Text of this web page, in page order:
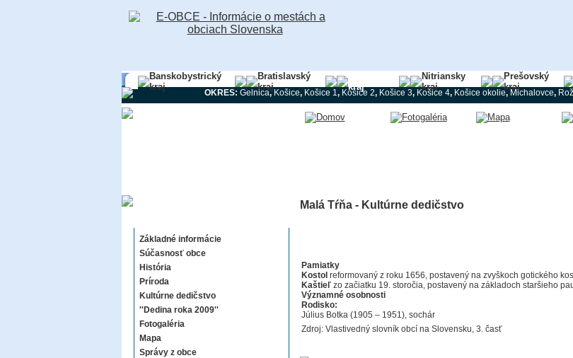
Banskobystrický
kraj
Bratislavský
kraj
kraj
Nitriansky
kraj
Prešovský
kraj
OKRES: Gelnica, Košice, Košice 1, Košice 2, Košice 3, Košice 4, Košice okolie,Michalovce,
Základné informácie
Súčasnosť obce
História
Príroda
Kultúrne dedičstvo
''Dedina roka 2009''
Fotogaléria
Mapa
Správy z obce
Malá Tŕňa - Kultúrne dedičstvo
Pamiatky
Kostol reformovaný z roku 1656, postavený na zvyškoch gotického
Kaštieľ zo začiatku 19. storočia, postavený na základoch staršieho
Významné osobnosti
Rodisko:
Július Botka (1905 – 1951), sochár
Zdroj: Vlastivedný slovník obcí na Slovensku, 3. časť